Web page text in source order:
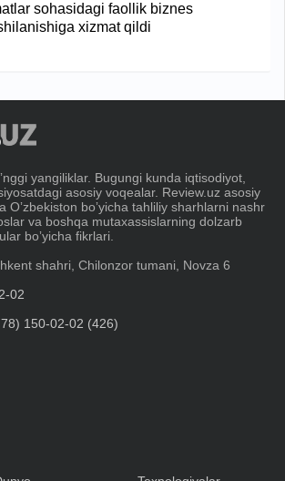
sohasidagi faollik biznes
xizmat qildi
yangiliklar. Bugungi kunda iqtisodiyot,
asosiy voqealar. Review.uz asosiy
Oʼzbekiston boʼyicha tahliliy sharhlarni nashr
va boshqa mutaxassislarning dolzarb
boʼyicha fikrlari.
shahri, Chilonzor tumani, Novza 6
02
150-02-02 (426)